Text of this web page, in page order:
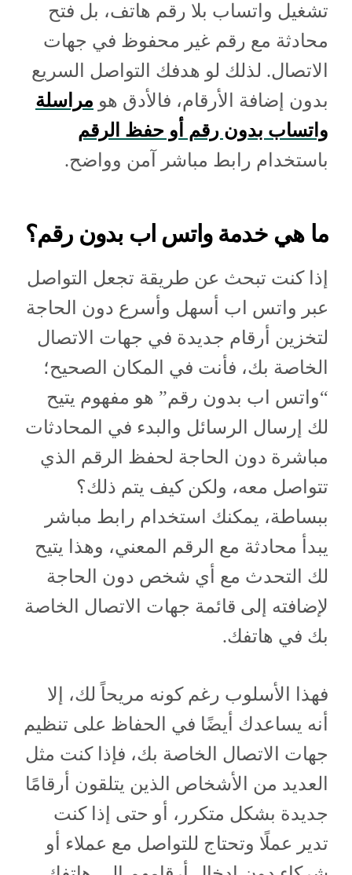
تشغيل واتساب بلا رقم هاتف، بل فتح
محادثة مع رقم غير محفوظ في جهات
الاتصال. لذلك لو هدفك التواصل السريع
بدون إضافة الأرقام، فالأدق هو مراسلة
واتساب بدون رقم أو حفظ الرقم
باستخدام رابط مباشر آمن وواضح.
ما هي خدمة واتس اب بدون رقم؟
إذا كنت تبحث عن طريقة تجعل التواصل
عبر واتس اب أسهل وأسرع دون الحاجة
لتخزين أرقام جديدة في جهات الاتصال
الخاصة بك، فأنت في المكان الصحيح؛
“واتس اب بدون رقم” هو مفهوم يتيح
لك إرسال الرسائل والبدء في المحادثات
مباشرة دون الحاجة لحفظ الرقم الذي
تتواصل معه، ولكن كيف يتم ذلك؟
ببساطة، يمكنك استخدام رابط مباشر
يبدأ محادثة مع الرقم المعني، وهذا يتيح
لك التحدث مع أي شخص دون الحاجة
لإضافته إلى قائمة جهات الاتصال الخاصة
بك في هاتفك.
فهذا الأسلوب رغم كونه مريحاً لك، إلا
أنه يساعدك أيضًا في الحفاظ على تنظيم
جهات الاتصال الخاصة بك، فإذا كنت مثل
العديد من الأشخاص الذين يتلقون أرقامًا
جديدة بشكل متكرر، أو حتى إذا كنت
تدير عملًا وتحتاج للتواصل مع عملاء أو